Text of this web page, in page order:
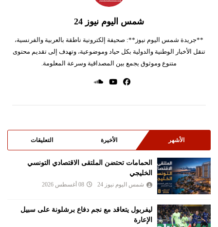
شمس اليوم نيوز 24
**جريدة شمس اليوم نيوز**: صحيفة إلكترونية ناطقة بالعربية والفرنسية،
تنقل الأخبار الوطنية والدولية بكل حياد وموضوعية، وتهدف إلى تقديم محتوى
متنوع وموثوق يجمع بين المصداقية وسرعة المعلومة.
الأشهر الأخيرة التعليقات
الحمامات تحتضن الملتقى الاقتصادي التونسي
الخليجي
شمس اليوم نيوز 24 08 أغسطس 2026
ليفربول يتعاقد مع نجم دفاع برشلونة على سبيل
الإعارة